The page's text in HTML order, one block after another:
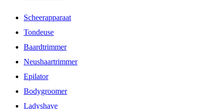
Scheerapparaat
Tondeuse
Baardtrimmer
Neushaartrimmer
Epilator
Bodygroomer
Ladyshave